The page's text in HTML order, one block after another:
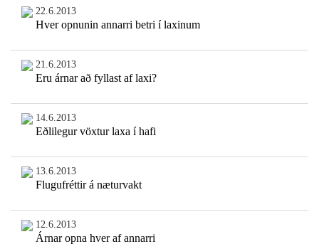
22.6.2013
Hver opnunin annarri betri í laxinum
21.6.2013
Eru árnar að fyllast af laxi?
14.6.2013
Eðlilegur vöxtur laxa í hafi
13.6.2013
Flugufréttir á næturvakt
12.6.2013
Árnar opna hver af annarri